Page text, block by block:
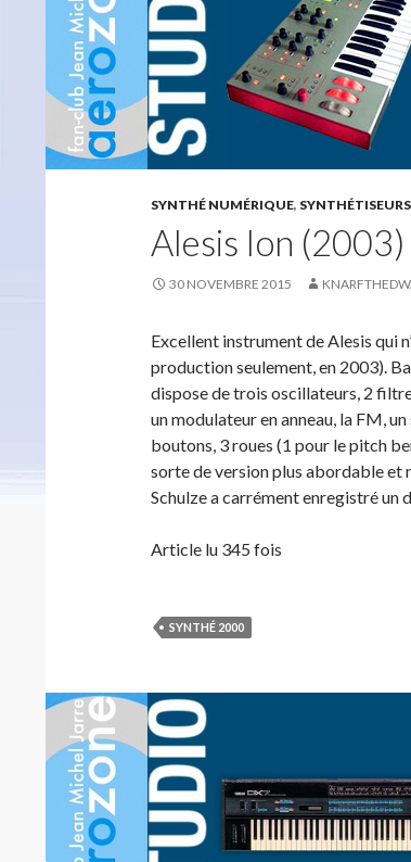
SYNTHÉ NUMÉRIQUE, SYNTHÉTISEURS
Alesis Ion (2003)
30 NOVEMBRE 2015
Excellent instrument de Alesis qui
production seulement, en 2003).
dispose de trois oscillateurs, 2
un modulateur en anneau, la FM,
boutons, 3 roues (1 pour le pitch
sorte de version plus abordable et
Schulze a carrément enregistré
Article lu 345 fois
SYNTHÉ 2000